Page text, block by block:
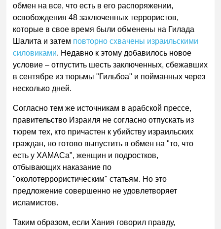
обмен на все, что есть в его распоряжении,
освобождения 48 заключенных террористов,
которые в свое время были обменены на Гилада
Шалита и затем повторно схвачены израильскими
силовиками. Недавно к этому добавилось новое
условие – отпустить шесть заключенных, сбежавших
в сентябре из тюрьмы "Гильбоа" и пойманных через
несколько дней.
Согласно тем же источникам в арабской прессе,
правительство Израиля не согласно отпускать из
тюрем тех, кто причастен к убийству израильских
граждан, но готово выпустить в обмен на "то, что
есть у ХАМАСа", женщин и подростков,
отбывающих наказание по
"околотеррористическим" статьям. Но это
предложение совершенно не удовлетворяет
исламистов.
Таким образом, если Хания говорил правду,